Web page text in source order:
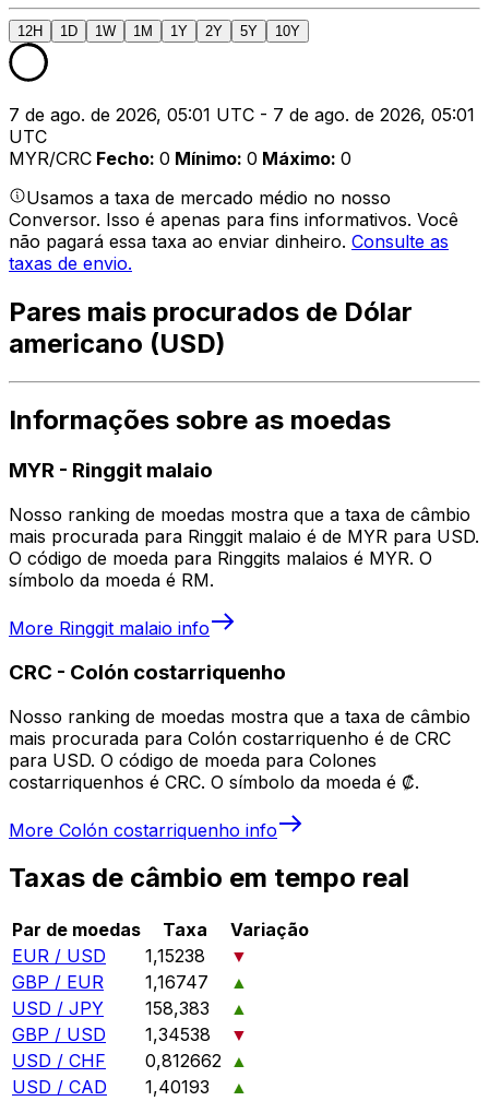
12H 1D 1W 1M 1Y 2Y 5Y 10Y
7 de ago. de 2026, 05:01 UTC - 7 de ago. de 2026, 05:01
UTC
MYR/CRC Fecho: 0 Mínimo: 0 Máximo: 0
Usamos a taxa de mercado médio no nosso
Conversor. Isso é apenas para fins informativos. Você
não pagará essa taxa ao enviar dinheiro. Consulte as
taxas de envio.
Pares mais procurados de Dólar
americano (USD)
Informações sobre as moedas
MYR - Ringgit malaio
Nosso ranking de moedas mostra que a taxa de câmbio
mais procurada para Ringgit malaio é de MYR para USD.
O código de moeda para Ringgits malaios é MYR. O
símbolo da moeda é RM.
More Ringgit malaio info
CRC - Colón costarriquenho
Nosso ranking de moedas mostra que a taxa de câmbio
mais procurada para Colón costarriquenho é de CRC
para USD. O código de moeda para Colones
costarriquenhos é CRC. O símbolo da moeda é ₡.
More Colón costarriquenho info
Taxas de câmbio em tempo real
Par de moedas Taxa
Variação
EUR / USD
1,15238
▼
GBP / EUR
1,16747
▲
USD / JPY
158,383
▲
GBP / USD
1,34538
▼
USD / CHF
0,812662 ▲
USD / CAD
1,40193
▲